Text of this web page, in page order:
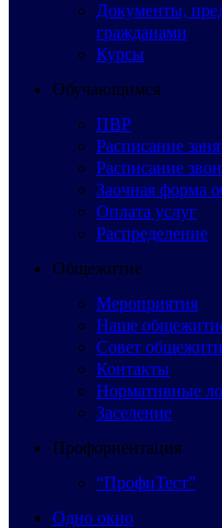
Документы,
гражданами
Курсы
Обучающимся
ПВР
Расписание
Расписание
Заочная форма
Оплата услуг
Распределение
Общежитие
Мероприятия
Наше
Совет
Контакты
Нормативные
Заселение
Профориентация
“ПрофиТест”
Одно окно